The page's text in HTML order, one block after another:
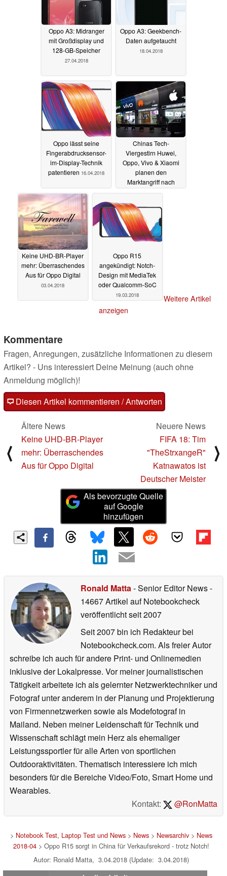
Oppo A3: Midranger
mit Großdisplay und
128-GB-Speicher
27.04.2018
Oppo A3: Geekbench-
Daten aufgetaucht
18.04.2018
Oppo lässt seine
Fingerabdrucksensor-
im-Display-Technik
patentieren 16.04.2018
Chinas Tech-
Viergestirn Huwei,
Oppo, Vivo & Xiaomi
planen den
Marktangriff nach
Keine UHD-BR-Player
mehr: Überraschendes
Aus für Oppo Digital
03.04.2018
Oppo R15
angekündigt: Notch-
Design mit MediaTek
oder Qualcomm-SoC
19.03.2018
Weitere Artikel
anzeigen
Kommentare
Fragen, Anregungen, zusätzliche Informationen zu diesem
Artikel? - Uns interessiert Deine Meinung (auch ohne
Anmeldung möglich)!
Diesen Artikel kommentieren / Antworten
⟨
Ältere News
Keine UHD-BR-Player
mehr: Überraschendes
Aus für Oppo Digital
Neuere News
FIFA 18: Tim
"TheStrxangeR"
Katnawatos ist
Deutscher Meister
⟩
Als bevorzugte Quelle
auf Google
hinzufügen
Ronald Matta- Senior Editor News-
14667 Artikel auf Notebookcheck
veröffentlichtseit 2007
Seit 2007 bin ich Redakteur bei
Notebookcheck.com. Als freier Autor
schreibe ich auch für andere Print- und Onlinemedien
inklusive der Lokalpresse. Vor meiner journalistischen
Tätigkeit arbeitete ich als gelernter Netzwerktechniker und
Fotograf unter anderem in der Planung und Projektierung
von Firmennetzwerken sowie als Modefotograf in
Mailand. Neben meiner Leidenschaft für Technik und
Wissenschaft schlägt mein Herz als ehemaliger
Leistungssportler für alle Arten von sportlichen
Outdooraktivitäten. Thematisch interessiere ich mich
besonders für die Bereiche Video/Foto, Smart Home und
Wearables.
Kontakt:
@RonMatta
> Notebook Test, Laptop Test und News> News> Newsarchiv> News
2018-04> Oppo R15 sorgt in China für Verkaufsrekord - trotz Notch!
Autor: Ronald Matta, 3.04.2018 (Update: 3.04.2018)